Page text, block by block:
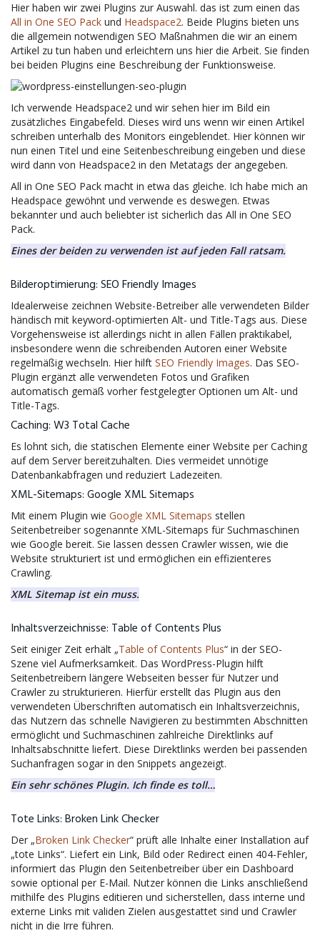
Hier haben wir zwei Plugins zur Auswahl. das ist zum einen das
All in One SEO Pack und Headspace2. Beide Plugins bieten uns
die allgemein notwendigen SEO Maßnahmen die wir an einem
Artikel zu tun haben und erleichtern uns hier die Arbeit. Sie finden
bei beiden Plugins eine Beschreibung der Funktionsweise.
Ich verwende Headspace2 und wir sehen hier im Bild ein
zusätzliches Eingabefeld. Dieses wird uns wenn wir einen Artikel
schreiben unterhalb des Monitors eingeblendet. Hier können wir
nun einen Titel und eine Seitenbeschreibung eingeben und diese
wird dann von Headspace2 in den Metatags der angegeben.
All in One SEO Pack macht in etwa das gleiche. Ich habe mich an
Headspace gewöhnt und verwende es deswegen. Etwas
bekannter und auch beliebter ist sicherlich das All in One SEO
Pack.
Eines der beiden zu verwenden ist auf jeden Fall ratsam.
Bilderoptimierung: SEO Friendly Images
Idealerweise zeichnen Website-Betreiber alle verwendeten Bilder
händisch mit keyword-optimierten Alt- und Title-Tags aus. Diese
Vorgehensweise ist allerdings nicht in allen Fällen praktikabel,
insbesondere wenn die schreibenden Autoren einer Website
regelmäßig wechseln. Hier hilft SEO Friendly Images. Das SEO-
Plugin ergänzt alle verwendeten Fotos und Grafiken
automatisch gemäß vorher festgelegter Optionen um Alt- und
Title-Tags.
Caching: W3 Total Cache
Es lohnt sich, die statischen Elemente einer Website per Caching
auf dem Server bereitzuhalten. Dies vermeidet unnötige
Datenbankabfragen und reduziert Ladezeiten.
XML-Sitemaps: Google XML Sitemaps
Mit einem Plugin wie Google XML Sitemaps stellen
Seitenbetreiber sogenannte XML-Sitemaps für Suchmaschinen
wie Google bereit. Sie lassen dessen Crawler wissen, wie die
Website strukturiert ist und ermöglichen ein effizienteres
Crawling.
XML Sitemap ist ein muss.
Inhaltsverzeichnisse: Table of Contents Plus
Seit einiger Zeit erhält „Table of Contents Plus“ in der SEO-
Szene viel Aufmerksamkeit. Das WordPress-Plugin hilft
Seitenbetreibern längere Webseiten besser für Nutzer und
Crawler zu strukturieren. Hierfür erstellt das Plugin aus den
verwendeten Überschriften automatisch ein Inhaltsverzeichnis,
das Nutzern das schnelle Navigieren zu bestimmten Abschnitten
ermöglicht und Suchmaschinen zahlreiche Direktlinks auf
Inhaltsabschnitte liefert. Diese Direktlinks werden bei passenden
Suchanfragen sogar in den Snippets angezeigt.
Ein sehr schönes Plugin. Ich finde es toll…
Tote Links: Broken Link Checker
Der „Broken Link Checker“ prüft alle Inhalte einer Installation auf
„tote Links“. Liefert ein Link, Bild oder Redirect einen 404-Fehler,
informiert das Plugin den Seitenbetreiber über ein Dashboard
sowie optional per E-Mail. Nutzer können die Links anschließend
mithilfe des Plugins editieren und sicherstellen, dass interne und
externe Links mit validen Zielen ausgestattet sind und Crawler
nicht in die Irre führen.